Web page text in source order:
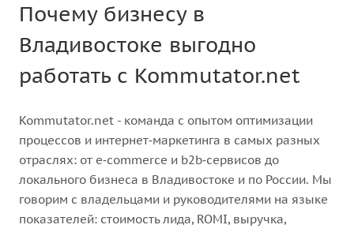
Почему бизнесу в
Владивостоке выгодно
работать с Kommutator.net
Kommutator.net - команда с опытом оптимизации
процессов и интернет‑маркетинга в самых разных
отраслях: от e‑commerce и b2b‑сервисов до
локального бизнеса в Владивостоке и по России. Мы
говорим с владельцами и руководителями на языке
показателей: стоимость лида, ROMI, выручка,